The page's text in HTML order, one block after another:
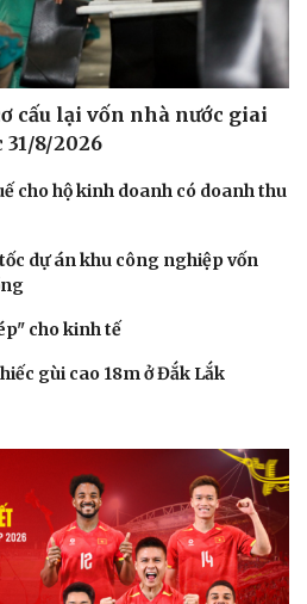
cấu lại vốn nhà nước giai
31/8/2026
cho hộ kinh doanh có doanh thu
dự án khu công nghiệp vốn
cho kinh tế
gùi cao 18m ở Đắk Lắk